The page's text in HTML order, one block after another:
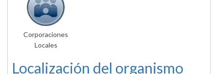
Corporaciones
Locales
Localización del organismo